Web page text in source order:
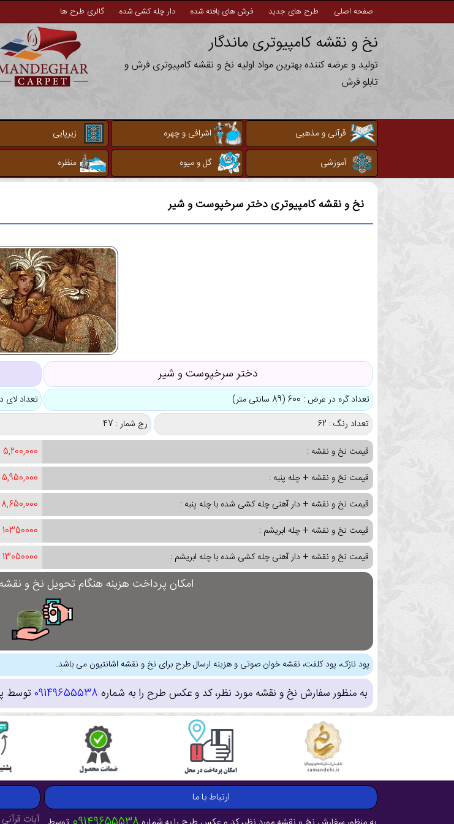
صفحه اصلی طرح های جدید فرش های بافته شده دار چله کشی شده گالری طرح ها
نخ و نقشه کامپیوتری ماندگار
تولید و عرضه کننده بهترین مواد اولیه نخ و نقشه کامپیوتری فرش و
تابلو فرش
قرآنی و مذهبی اشرافی و چهره زیرپایی
آموزشی
گل و میوه منظره
نخ و نقشه کامپیوتریدختر سرخپوست و شیر
دختر سرخپوست و شیر
تعداد گره در عرض : 600 (89 سانتی متر)
تعداد لای در طول :
تعداد رنگ : 62
رج شمار : 47
قیمت نخ و نقشه :
5,200,000
قیمت نخ و نقشه + چله پنبه :
5,950,000
قیمت نخ و نقشه + دار آهنی چله کشی شده با چله پنبه :
8,650,000
قیمت نخ و نقشه + چله ابریشم :
10350000
قیمت نخ و نقشه + دار آهنی چله کشی شده با چله ابریشم :
13050000
امکان پرداخت هزینه هنگام تحویل نخ و
پود نازک، پود کلفت، نقشه خوان صوتی و هزینه ارسال طرح برای نخ و نقشه اشانتیون می باشد.
به منظور سفارش نخ و نقشه مورد نظر، کد و عکس طرح را به شماره 09149655538توسط
ارتباط با ما
آیات